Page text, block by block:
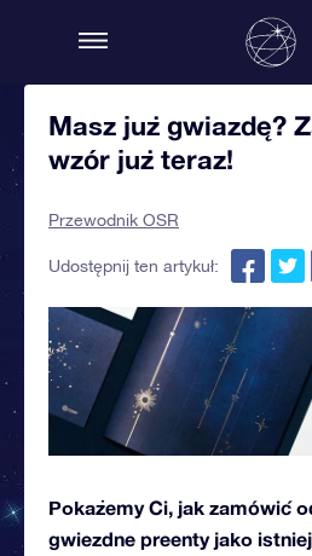
Masz już gwiazdę?
wzór już teraz!
Przewodnik OSR
Udostępnij ten artykuł:
Pokażemy Ci, jak zamówić
gwiezdne preenty jako